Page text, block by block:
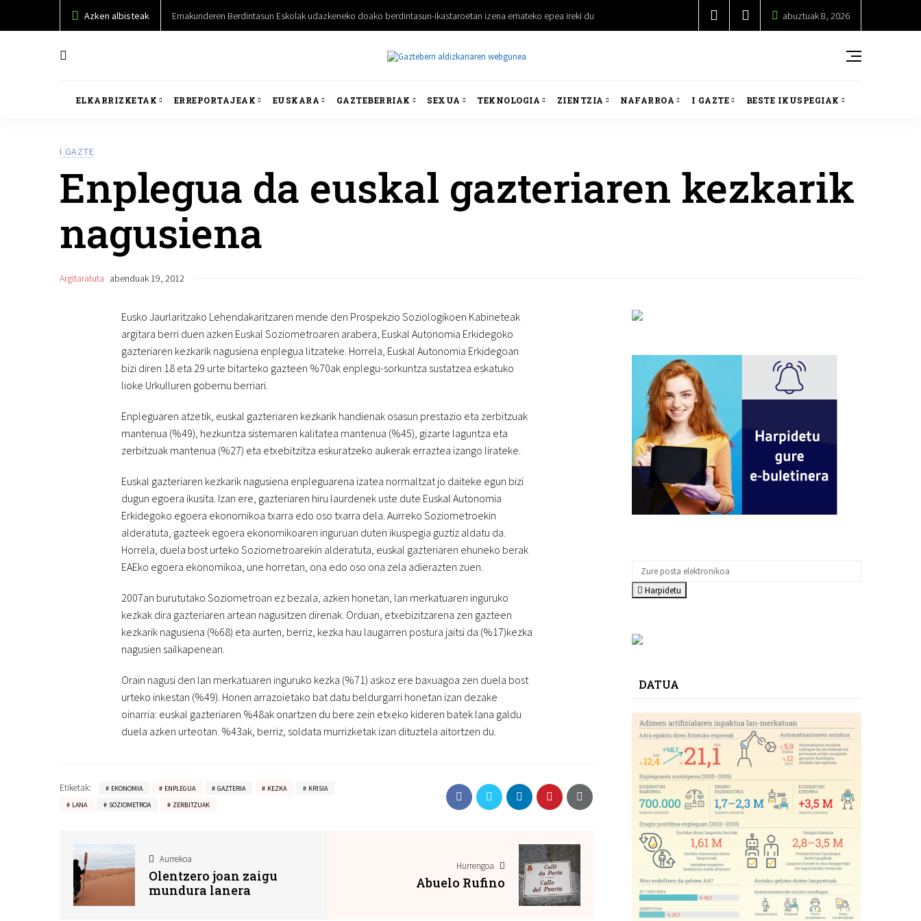
Azken albisteak Emakunderen Berdintasun Eskolak udazkeneko doako berdintasun-ikastaroetan izena emateko epea ireki du abuztuak 8, 2026
ELKARRIZKETAK ERREPORTAJEAK EUSKARA GAZTEBERRIAK SEXUA TEKNOLOGIA ZIENTZIA NAFARROA I GAZTE BESTE IKUSPEGIAK
I GAZTE
Enplegua da euskal gazteriaren kezkarik
nagusiena
Argitaratuta abenduak 19, 2012
Eusko Jaurlaritzako Lehendakaritzaren mende den Prospekzio Soziologikoen Kabineteak
argitara berri duen azken Euskal Soziometroaren arabera, Euskal Autonomia Erkidegoko
gazteriaren kezkarik nagusiena enplegua litzateke. Horrela, Euskal Autonomia Erkidegoan
bizi diren 18 eta 29 urte bitarteko gazteen %70ak enplegu-sorkuntza sustatzea eskatuko
lioke Urkulluren gobernu berriari.
Enpleguaren atzetik, euskal gazteriaren kezkarik handienak osasun prestazio eta zerbitzuak
mantenua (%49), hezkuntza sistemaren kalitatea mantenua (%45), gizarte laguntza eta
zerbitzuak mantenua (%27) eta etxebitzitza eskuratzeko aukerak erraztea izango lirateke.
Euskal gazteriaren kezkarik nagusiena enpleguarena izatea normaltzat jo daiteke egun bizi
dugun egoera ikusita. Izan ere, gazteriaren hiru laurdenek uste dute Euskal Autonomia
Erkidegoko egoera ekonomikoa txarra edo oso txarra dela. Aurreko Soziometroekin
alderatuta, gazteek egoera ekonomikoaren inguruan duten ikuspegia guztiz aldatu da.
Horrela, duela bost urteko Soziometroarekin alderatuta, euskal gazteriaren ehuneko berak
EAEko egoera ekonomikoa, une horretan, ona edo oso ona zela adierazten zuen.
2007an burututako Soziometroan ez bezala, azken honetan, lan merkatuaren inguruko
kezkak dira gazteriaren artean nagusitzen direnak. Orduan, etxebizitzarena zen gazteen
kezkarik nagusiena (%68) eta aurten, berriz, kezka hau laugarren postura jaitsi da (%17)kezka
nagusien sailkapenean.
Orain nagusi den lan merkatuaren inguruko kezka (%71) askoz ere baxuagoa zen duela bost
urteko inkestan (%49). Honen arrazoietako bat datu beldurgarri honetan izan dezake
oinarria: euskal gazteriaren %48ak onartzen du bere zein etxeko kideren batek lana galdu
duela azken urteotan. %43ak, berriz, soldata murrizketak izan dituztela aitortzen du.
Etiketak: EKONOMIA ENPLEGUA GAZTERIA KEZKA
KRISIA
LANA
SOZIOMETROA ZERBITZUAK
Aurrekoa
Olentzero joan zaigu
mundura lanera
Hurrengoa
Abuelo Rufino
Harpidetu
DATUA